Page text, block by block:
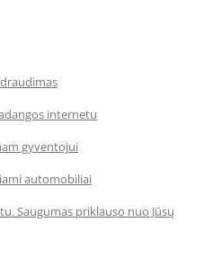
internetu
gyventojui
automobiliai
Saugumas priklauso nuo Jūsų